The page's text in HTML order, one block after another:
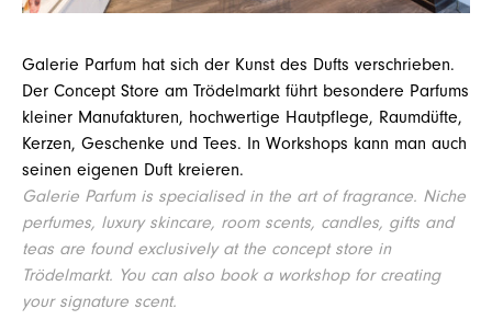
Galerie Parfum hat sich der Kunst des Dufts verschrieben.
Der Concept Store am Trödelmarkt führt besondere Parfums
kleiner Manufakturen, hochwertige Hautpflege, Raumdüfte,
Kerzen, Geschenke und Tees. In Workshops kann man auch
seinen eigenen Duft kreieren.
Galerie Parfum is specialised in the art of fragrance. Niche
perfumes, luxury skincare, room scents, candles, gifts and
teas are found exclusively at the concept store in
Trödelmarkt. You can also book a workshop for creating
your signature scent.